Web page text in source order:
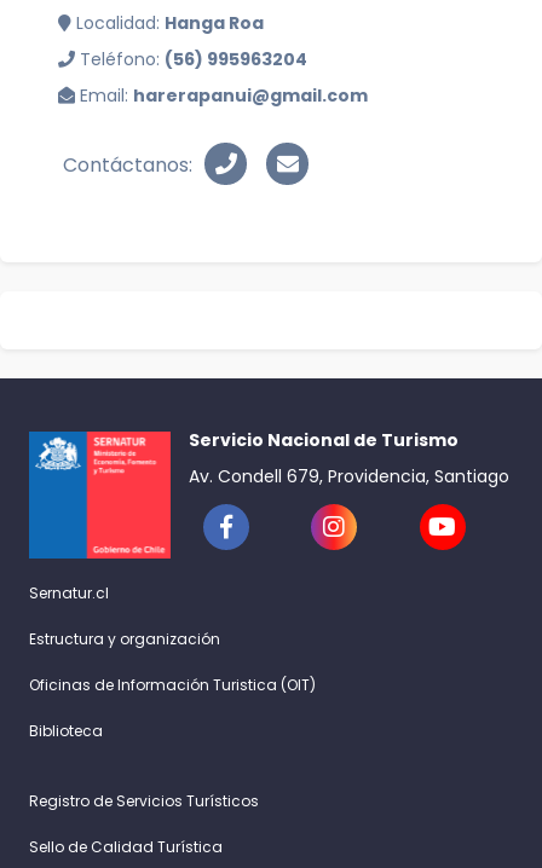
Localidad: Hanga Roa
Teléfono: (56) 995963204
Email: harerapanui@gmail.com
Contáctanos:
Servicio Nacional de Turismo
Av. Condell 679, Providencia, Santiago
Sernatur.cl
Estructura y organización
Oficinas de Información Turistica (OIT)
Biblioteca
Registro de Servicios Turísticos
Sello de Calidad Turística